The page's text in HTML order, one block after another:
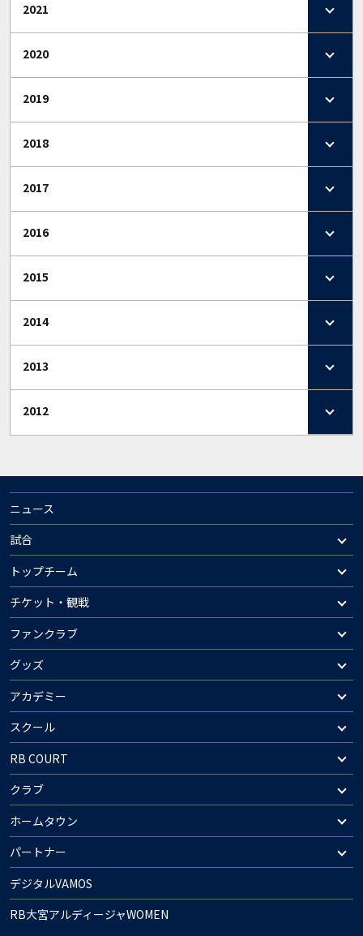
2021
2020
2019
2018
2017
2016
2015
2014
2013
2012
ニュース
試合
トップチーム
チケット・観戦
ファンクラブ
グッズ
アカデミー
スクール
RB COURT
クラブ
ホームタウン
パートナー
デジタルVAMOS
RB大宮アルディージャWOMEN